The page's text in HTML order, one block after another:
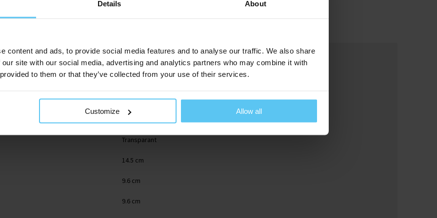
Details About
content and ads, to provide social media features and to analyse our traffic. We also share
site with our social media, advertising and analytics partners who may combine it with
to them or that they’ve collected from your use of their services.
Customize Allow all
1788.102_11693
Transparant
14.5 cm
9.6 cm
9.6 cm